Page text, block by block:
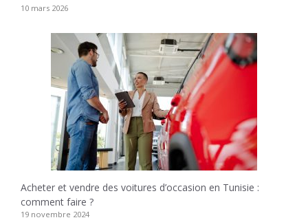
10 mars 2026
Acheter et vendre des voitures d’occasion en Tunisie :
comment faire ?
19 novembre 2024